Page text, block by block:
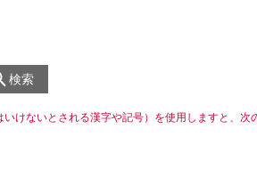
検索
けないとされる漢字や記号）を使用しますと、次